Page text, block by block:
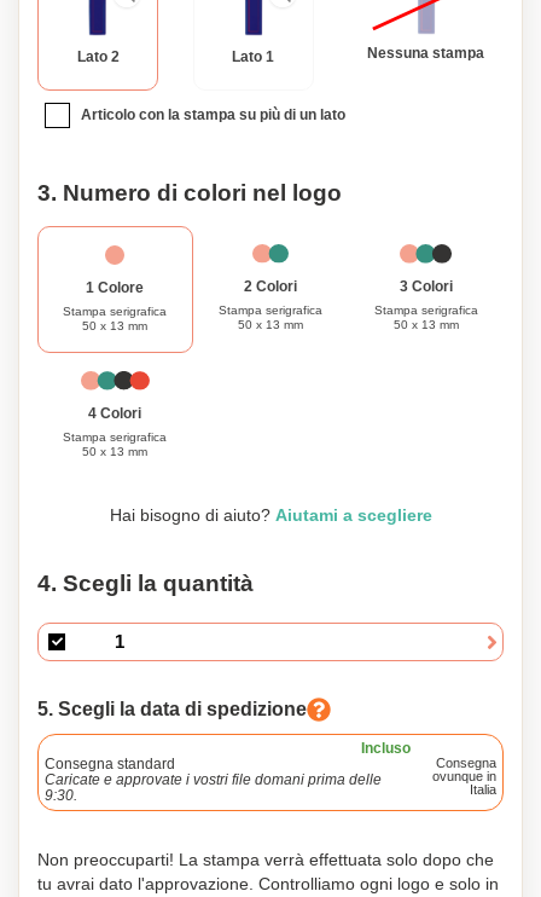
Lato 2 Lato 1 Nessuna stampa
Articolo con la stampa su più di un lato
3. Numero di colori nel logo
1 Colore
Stampa serigrafica
50 x 13 mm
2 Colori
Stampa serigrafica
50 x 13 mm
3 Colori
Stampa serigrafica
50 x 13 mm
4 Colori
Stampa serigrafica
50 x 13 mm
Hai bisogno di aiuto? Aiutami a scegliere
4. Scegli la quantità
5. Scegli la data di spedizione
Incluso
Consegna standard
Caricate e approvate i vostri file domani prima delle
9:30.
Consegna
ovunque in
Italia
Non preoccuparti! La stampa verrà effettuata solo dopo che
tu avrai dato l'approvazione. Controlliamo ogni logo e solo in